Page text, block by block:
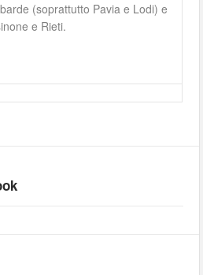
(soprattutto Pavia e Lodi) e
e Rieti.